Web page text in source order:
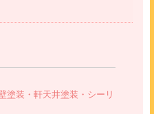
塗装・軒天井塗装・シーリ